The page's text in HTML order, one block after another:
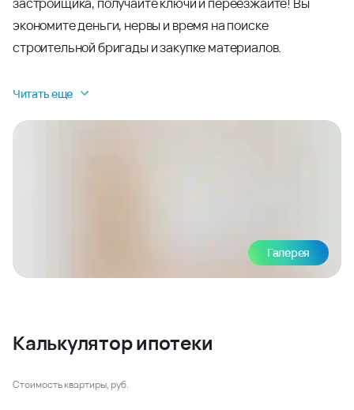
экономите деньги, нервы и время на поиске
строительной бригады и закупке материалов.
Читать еще
Галерея
Калькулятор ипотеки
Стоимость квартиры, руб.